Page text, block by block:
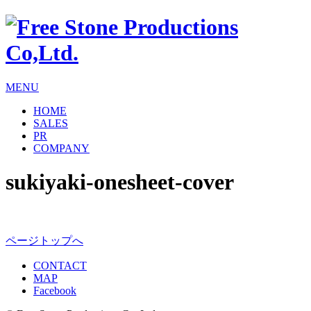
MENU
HOME
SALES
PR
COMPANY
sukiyaki-onesheet-cover
ページトップへ
CONTACT
MAP
Facebook